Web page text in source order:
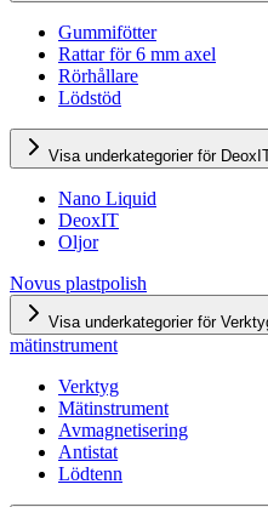
Gummifötter
Rattar för 6 mm axel
Rörhållare
Lödstöd
Visa underkategorier för
Nano Liquid
DeoxIT
Oljor
Novus plastpolish
Visa underkategorier för
mätinstrument
Verktyg
Mätinstrument
Avmagnetisering
Antistat
Lödtenn